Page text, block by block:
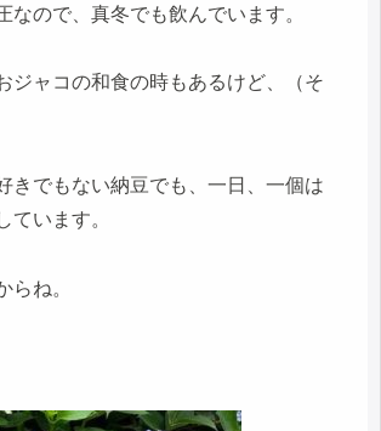
なので、真冬でも飲んでいます。
ジャコの和食の時もあるけど、（そ
きでもない納豆でも、一日、一個は
ています。
らね。